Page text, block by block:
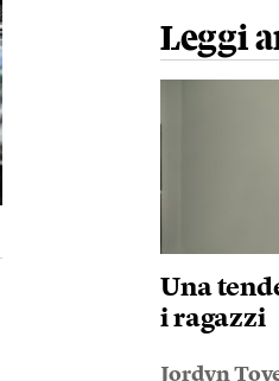
Leggi
Una
i ragazzi
Jordyn